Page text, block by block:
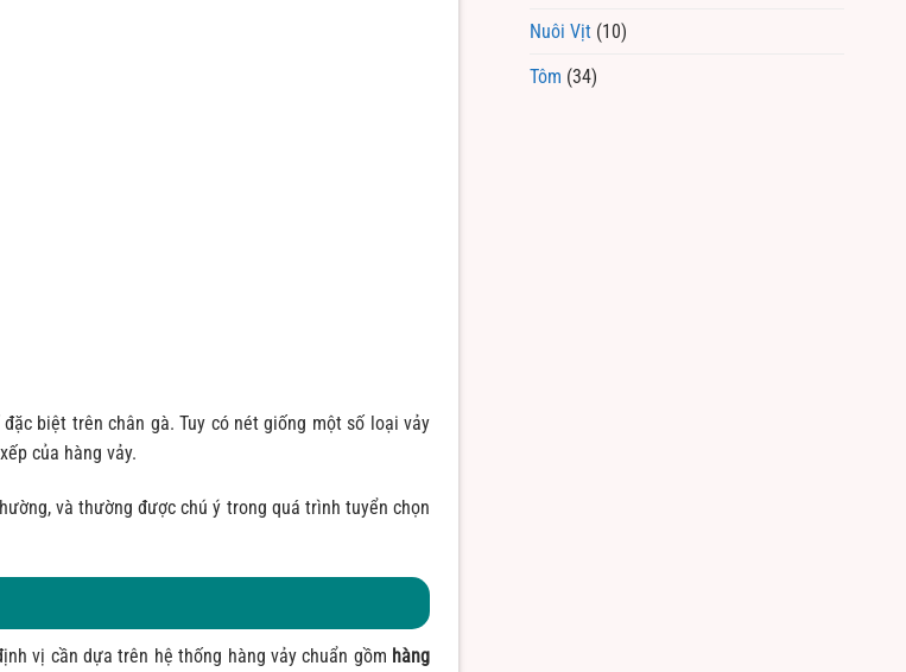
biệt trên chân gà. Tuy có nét giống một số loại vảy
của hàng vảy.
và thường được chú ý trong quá trình tuyển chọn
vị cần dựa trên hệ thống hàng vảy chuẩn gồm hàng
Nuôi Vịt (10)
Tôm (34)